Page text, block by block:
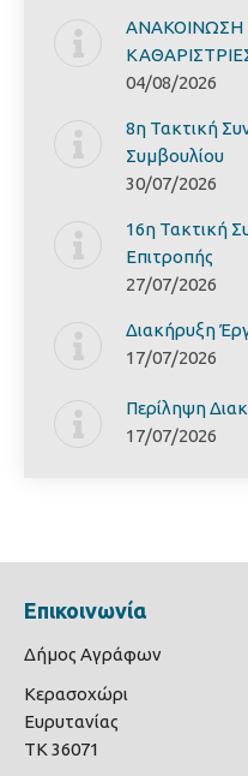
ΑΝΑΚΟΙΝΩΣΗ
04/08/2026
8η Τακτική
Συμβουλίου
30/07/2026
16η Τακτική
Επιτροπής
27/07/2026
Διακήρυξη
17/07/2026
Περίληψη
17/07/2026
Επικοινωνία
Δήμος Αγράφων
Κερασοχώρι
Ευρυτανίας
ΤΚ 36071